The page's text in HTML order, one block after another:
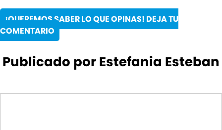
¡QUEREMOS SABER LO QUE OPINAS! DEJA TU
COMENTARIO
Publicado por Estefania Esteban